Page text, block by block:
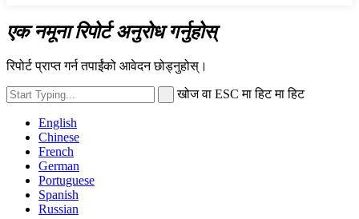
एक नमूना रिपोर्ट अनुरोध गर्नुहोस्
रिपोर्ट प्राप्त गर्न तपाईंको आवेदन छोड्नुहोस्।
खोज वा ESC मा हिट मा हिट
English
Chinese
French
German
Portuguese
Spanish
Russian